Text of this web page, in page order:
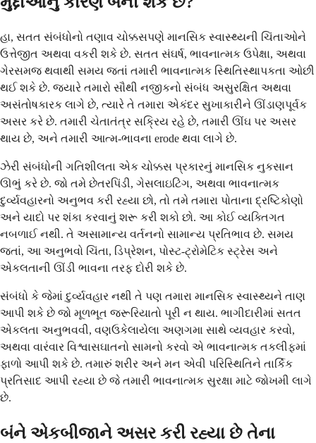
હા, સતત સંબંધોનો તણાવ ચોક્કસપણે માનસિક સ્વાસ્થ્યની ચિંતાઓને
ઉત્તેજીત અથવા વકરી શકે છે. સતત સંઘર્ષ, ભાવનાત્મક ઉપેક્ષા, અથવા
ગેરસમજ થવાથી સમય જતાં તમારી ભાવનાત્મક સ્થિતિસ્થાપકતા ઓછી
થઈ શકે છે. જ્યારે તમારો સૌથી નજીકનો સંબંધ અસુરક્ષિત અથવા
અસંતોષકારક લાગે છે, ત્યારે તે તમારા એકંદર સુખાકારીને ઊંડાણપૂર્વક
અસર કરે છે. તમારી ચેતાતંત્ર સક્રિય રહે છે, તમારી ઊંઘ પર અસર
થાય છે, અને તમારી આત્મ-ભાવના erode થવા લાગે છે.
ઝેરી સંબંધોની ગતિશીલતા એક ચોક્કસ પ્રકારનું માનસિક નુકસાન
ઊભું કરે છે. જો તમે છેતરપિંડી, ગેસલાઇટિંગ, અથવા ભાવનાત્મક
દુર્વ્યવહારનો અનુભવ કરી રહ્યા છો, તો તમે તમારા પોતાના દ્રષ્ટિકોણો
અને યાદો પર શંકા કરવાનું શરૂ કરી શકો છો. આ કોઈ વ્યક્તિગત
નબળાઈ નથી. તે અસામાન્ય વર્તનનો સામાન્ય પ્રતિભાવ છે. સમય
જતાં, આ અનુભવો ચિંતા, ડિપ્રેશન, પોસ્ટ-ટ્રોમેટિક સ્ટ્રેસ અને
એકલતાની ઊંડી ભાવના તરફ દોરી શકે છે.
સંબંધો કે જેમાં દુર્વ્યવહાર નથી તે પણ તમારા માનસિક સ્વાસ્થ્યને તાણ
આપી શકે છે જો મૂળભૂત જરૂરિયાતો પૂરી ન થાય. ભાગીદારીમાં સતત
એકલતા અનુભવવી, વણઉકેલાયેલા અણગમા સાથે વ્યવહાર કરવો,
અથવા વારંવાર વિશ્વાસઘાતનો સામનો કરવો એ ભાવનાત્મક તકલીફમાં
ફાળો આપી શકે છે. તમારું શરીર અને મન એવી પરિસ્થિતિને તાર્કિક
પ્રતિસાદ આપી રહ્યા છે જે તમારી ભાવનાત્મક સુરક્ષા માટે જોખમી લાગે
છે.
બંને એકબીજાને અસર કરી રહ્યા છે તેના